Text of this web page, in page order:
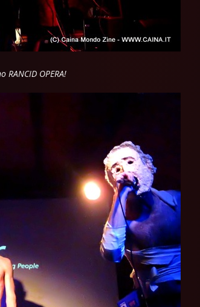
RANCID OPERA!